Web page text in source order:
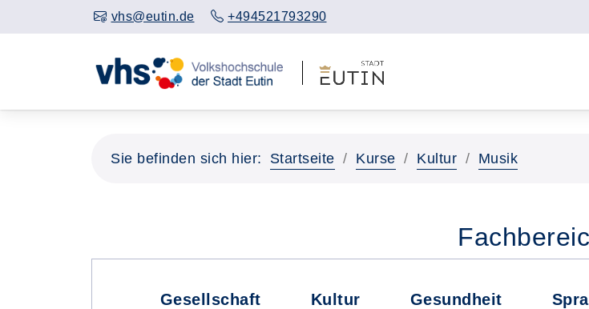
vhs@eutin.de +494521793290
Sie befinden sich hier: Startseite Kurse Kultur Musik
Gesellschaft Kultur Gesundheit